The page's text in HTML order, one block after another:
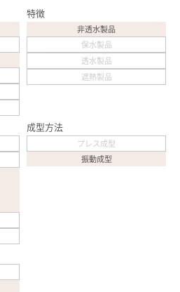
特徴
非透水製品
保水製品
透水製品
遮熱製品
成型方法
プレス成型
振動成型